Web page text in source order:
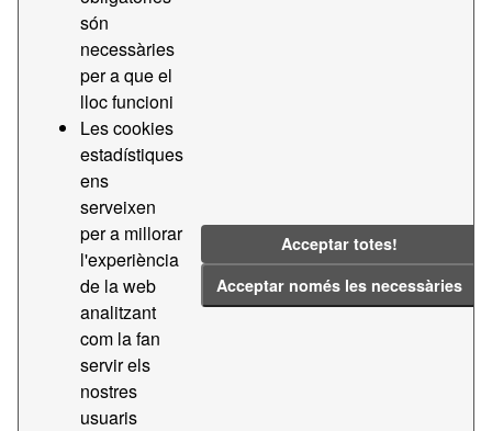
són
necessàries
per a que el
lloc funcioni
Les cookies
estadístiques
ens
serveixen
per a millorar
l'experiència
de la web
analitzant
com la fan
servir els
nostres
usuaris
Acceptar totes!
Acceptar només les necessàries
Order by
1 conjunt de dades trobat
Licenses:
Geografia i Localització
Tags:
2019
Guia
2017
Filter Results
Ortofotomapa
Mapa amb ortofotomapa del Port de Barcelona